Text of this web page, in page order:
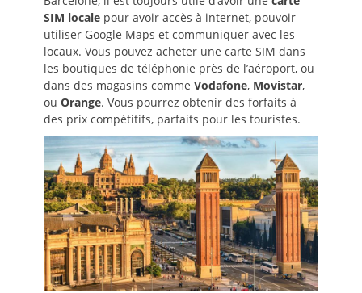
SIM locale pour avoir accès à internet, pouvoir
utiliser Google Maps et communiquer avec les
locaux. Vous pouvez acheter une carte SIM dans
les boutiques de téléphonie près de l’aéroport, ou
dans des magasins comme Vodafone, Movistar,
ou Orange. Vous pourrez obtenir des forfaits à
des prix compétitifs, parfaits pour les touristes.